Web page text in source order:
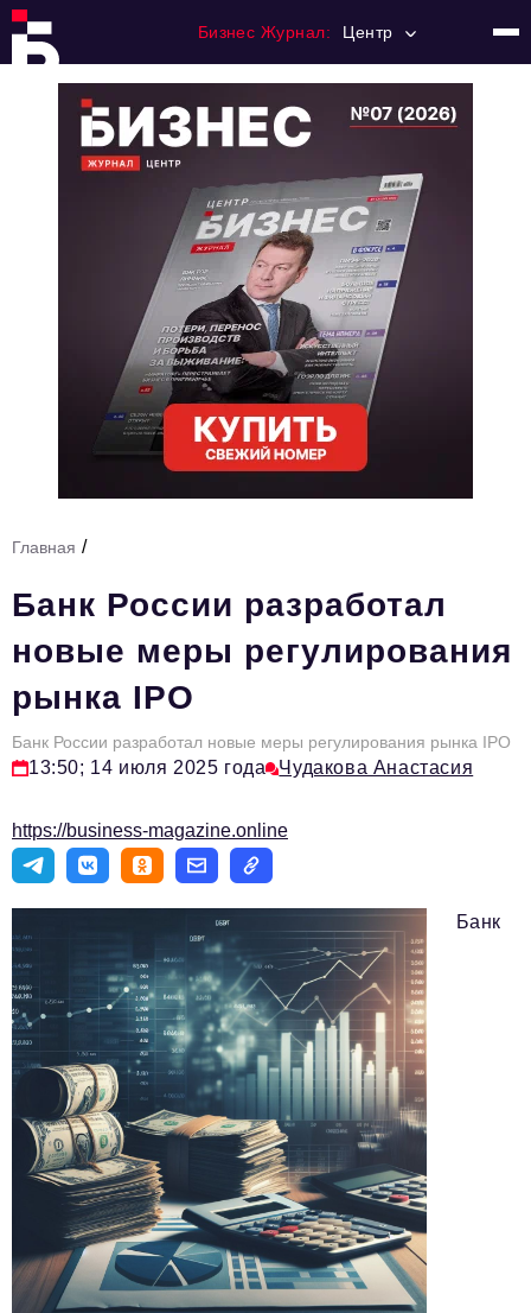
Бизнес Журнал: Центр
Регулирование
Премия "Тульский Бизнес"
История тульского предпринимательства
Тема номера
HR
Персона номера
Инфраструктура развития
Туризм
Импортозамещение
Авторские материалы
Видео
Телефон редакции: +7 495 727-01-67
Электронные почты редакции:
Информационный отдел
info@business-magazine.online
Отдел рекламы
reklama@business-magazine.online
Отдел распространения/редакционная подписка
podpiska@business-magazine.online
Главная /
Банк России разработал
новые меры регулирования
рынка IPO
Банк России разработал новые меры регулирования рынка IPO
13:50; 14 июля 2025 года Чудакова Анастасия
https://business-magazine.online
Банк